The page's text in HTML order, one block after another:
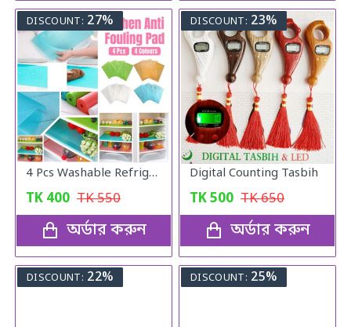
DISCOUNT: 27%
4 Pcs Washable Refrigerator Mats
TK 400 TK550
অর্ডার করুন
DISCOUNT: 23%
Digital Counting Tasbih
TK500 TK650
অর্ডার করুন
DISCOUNT: 22% DISCOUNT: 25%